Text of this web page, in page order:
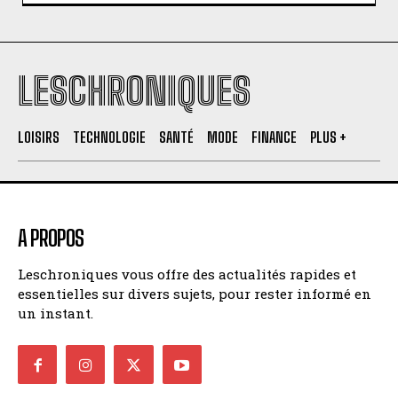
J'ai lu et j'accepte la politique de confidentialité.
LESCHRONIQUES
LOISIRS TECHNOLOGIE SANTÉ MODE FINANCE PLUS +
A PROPOS
Leschroniques vous offre des actualités rapides et
essentielles sur divers sujets, pour rester informé en
un instant.